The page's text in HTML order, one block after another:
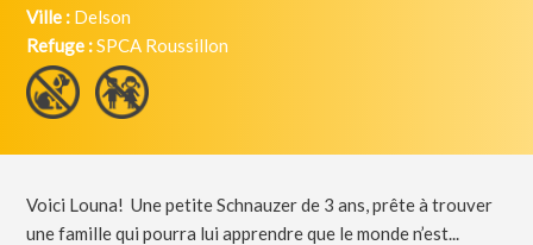
Ville : Delson
Refuge :SPCA Roussillon
Voici Louna! Une petite Schnauzer de 3 ans, prête à trouver
une famille qui pourra lui apprendre que le monde n’est...